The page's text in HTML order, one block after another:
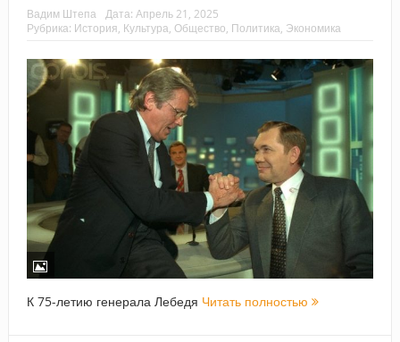
Вадим Штепа Дата: Апрель 21, 2025
Рубрика: История Культура Общество Политика Экономика
К 75-летию генерала Лебедя Читать полностью